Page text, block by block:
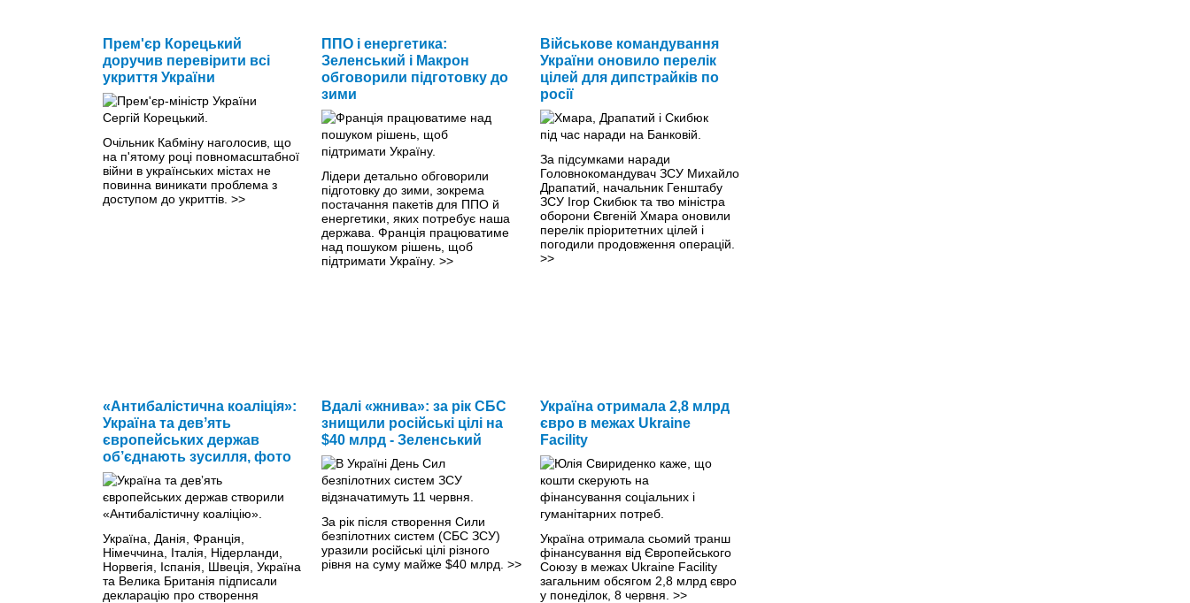
Прем'єр Корецький
доручив перевірити всі
укриття України
Очільник Кабміну наголосив, що
на п'ятому році повномасштабної
війни в українських містах не
повинна виникати проблема з
доступом до укриттів. >>
ППО і енергетика:
Зеленський і Макрон
обговорили підготовку до
зими
Лідери детально обговорили
підготовку до зими, зокрема
постачання пакетів для ППО й
енергетики, яких потребує наша
держава. Франція працюватиме
над пошуком рішень, щоб
підтримати Україну. >>
Військове командування
України оновило перелік
цілей для дипстрайків по
росії
За підсумками наради
Головнокомандувач ЗСУ Михайло
Драпатий, начальник Генштабу
ЗСУ Ігор Скибюк та тво міністра
оборони Євгеній Хмара оновили
перелік пріоритетних цілей і
погодили продовження операцій.
>>
«Антибалістична коаліція»:
Україна та девʼять
європейських держав
об’єднають зусилля, фото
Україна, Данія, Франція,
Німеччина, Італія, Нідерланди,
Норвегія, Іспанія, Швеція, Україна
та Велика Британія підписали
декларацію про створення
Вдалі «жнива»: за рік СБС
знищили російські цілі на
$40 млрд - Зеленський
За рік після створення Сили
безпілотних систем (СБС ЗСУ)
уразили російські цілі різного
рівня на суму майже $40 млрд. >>
Україна отримала 2,8 млрд
євро в межах Ukraine
Facility
Україна отримала сьомий транш
фінансування від Європейського
Союзу в межах Ukraine Facility
загальним обсягом 2,8 млрд євро
у понеділок, 8 червня. >>